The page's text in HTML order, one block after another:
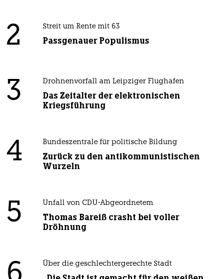
2 Streit um Rente mit 63
Passgenauer Populismus
3 Drohnenvorfall am Leipziger Flughafen
Das Zeitalter der elektronischen
Kriegsführung
4 Bundeszentrale für politische Bildung
Zurück zu den antikommunistischen
Wurzeln
5 Unfall von CDU-Abgeordnetem
Thomas Bareiß crasht bei voller
Dröhnung
Über die geschlechtergerechte Stadt